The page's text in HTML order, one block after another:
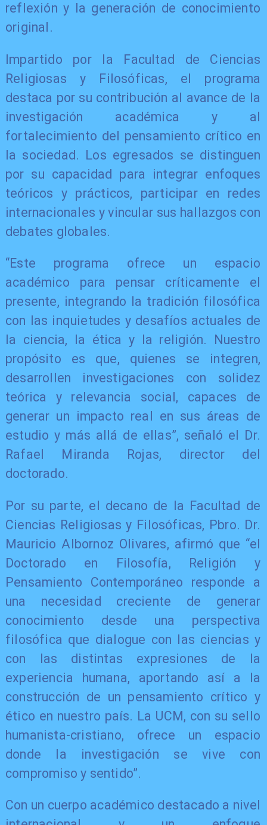
reflexión y la generación de conocimiento
original.
Impartido por la Facultad de Ciencias
Religiosas y Filosóficas, el programa
destaca por su contribución al avance de la
investigación académica y al
fortalecimiento del pensamiento crítico en
la sociedad. Los egresados se distinguen
por su capacidad para integrar enfoques
teóricos y prácticos, participar en redes
internacionales y vincular sus hallazgos con
debates globales.
“Este programa ofrece un espacio
académico para pensar críticamente el
presente, integrando la tradición filosófica
con las inquietudes y desafíos actuales de
la ciencia, la ética y la religión. Nuestro
propósito es que, quienes se integren,
desarrollen investigaciones con solidez
teórica y relevancia social, capaces de
generar un impacto real en sus áreas de
estudio y más allá de ellas”, señaló el Dr.
Rafael Miranda Rojas, director del
doctorado.
Por su parte, el decano de la Facultad de
Ciencias Religiosas y Filosóficas, Pbro. Dr.
Mauricio Albornoz Olivares, afirmó que “el
Doctorado en Filosofía, Religión y
Pensamiento Contemporáneo responde a
una necesidad creciente de generar
conocimiento desde una perspectiva
filosófica que dialogue con las ciencias y
con las distintas expresiones de la
experiencia humana, aportando así a la
construcción de un pensamiento crítico y
ético en nuestro país. La UCM, con su sello
humanista-cristiano, ofrece un espacio
donde la investigación se vive con
compromiso y sentido”.
Con un cuerpo académico destacado a nivel